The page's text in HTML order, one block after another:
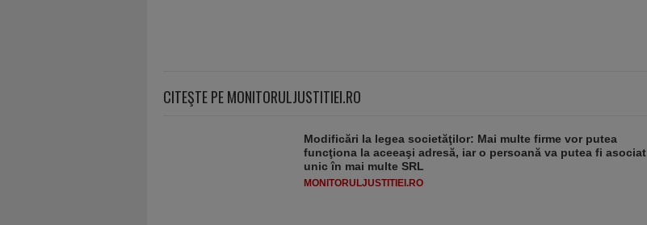
CITEŞTE PE MONITORULJUSTITIEI.RO
Modificări la legea societăţilor: Mai multe firme vor putea
funcţiona la aceeaşi adresă, iar o persoană va putea fi asociat
unic în mai multe SRL
MONITORULJUSTITIEI.RO